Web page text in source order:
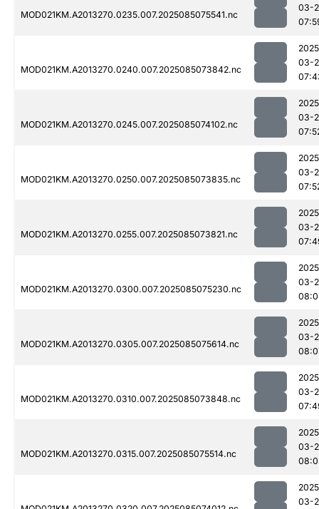
MOD021KM.A2013270.0235.007.2025085075541.nc
03-
MOD021KM.A2013270.0240.007.2025085073842.nc
03-
MOD021KM.A2013270.0245.007.2025085074102.nc
03-
MOD021KM.A2013270.0250.007.2025085073835.nc
03-
MOD021KM.A2013270.0255.007.2025085073821.nc
03-
MOD021KM.A2013270.0300.007.2025085075230.nc
03-
MOD021KM.A2013270.0305.007.2025085075614.nc
03-
MOD021KM.A2013270.0310.007.2025085073848.nc
03-
MOD021KM.A2013270.0315.007.2025085075514.nc
03-
03-